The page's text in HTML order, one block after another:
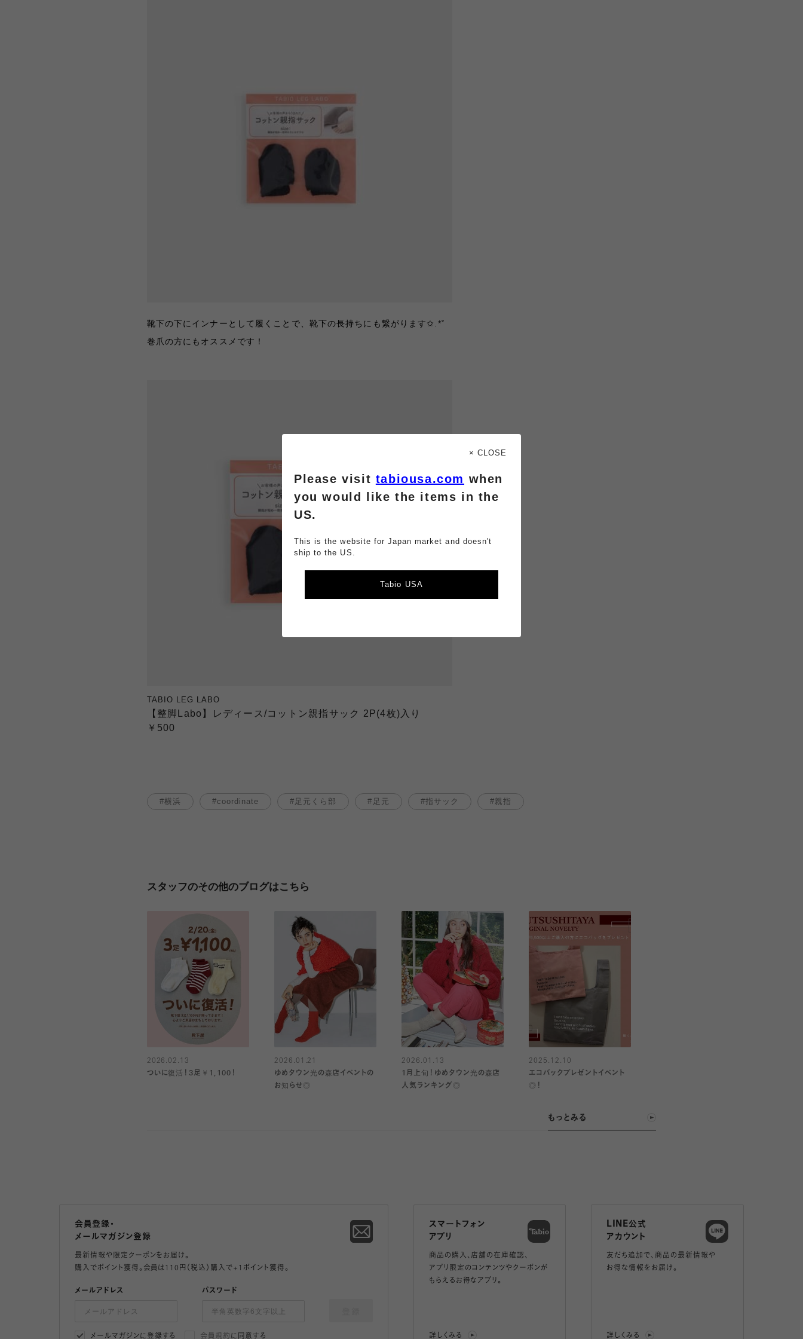
靴下の下にインナーとして履くことで、靴下の長持ちにも繋がります✩.*˚
巻爪の方にもオススメです！
TABIO LEG LABO
【整脚Labo】レディース/コットン親指サック 2P(4枚)入り
￥500
横浜 coordinate 足元くら部 足元 指サック 親指
スタッフのその他のブログはこちら
2026.02.13
ついに復活！3足￥1,100！
2026.01.21
ゆめタウン光の森店イベントの
お知らせ◎
2026.01.13
1月上旬！ゆめタウン光の森店
人気ランキング◎
2025.12.10
エコバックプレゼントイベント
◎！
もっとみる
会員登録・
メールマガジン登録
最新情報や限定クーポンをお届け。
購入でポイント獲得。会員は110円（税込）購入で+1ポイント獲得。
メールアドレス パスワード
メールマガジンに登録する 会員規約 に同意する
スマートフォン
アプリ
商品の購入、店舗の在庫確認、
アプリ限定のコンテンツやクーポンが
もらえるお得なアプリ。
詳しくみる
LINE公式
アカウント
友だち追加で、 商品の最新情報や
お得な情報をお届け。
詳しくみる
× CLOSE
Please visit tabiousa.com when
you would like the items in the
US.
This is the website for Japan market and doesn't
ship to the US.
Tabio USA